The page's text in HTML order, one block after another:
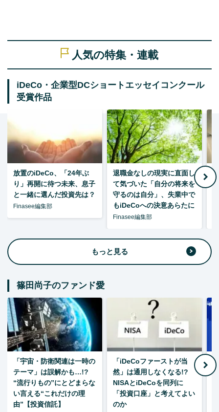
人気の特集・連載
iDeCo・企業型DCショートエッセイコンクール
受賞作品
放置のiDeCo、「24年ぶ
り」再開に待つ未来、息子
と一緒に選んだ投資先は？
Finasee編集部
退職金なしの現実に直面し
て気づいた「自分の将来を
守るのは自分」、失業中で
もiDeCoへの決意あらたに
Finasee編集部
もっと見る
篠田尚子のファンド愛
「宇宙・防衛関連は一時の
テーマ」は誤解かも…!?
“流行りもの”にとどまらな
い言える“これだけの理
由”【投資信託】
「iDeCoファーストが当
然」は通用しなくなる!?
NISAとiDeCoを同列に
「投資口座」と考えてよい
のか